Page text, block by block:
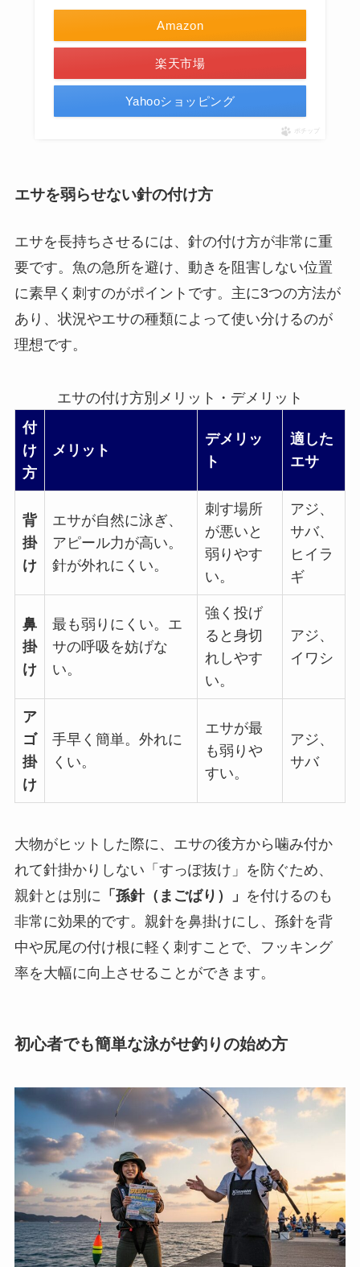
Amazon
楽天市場
Yahooショッピング
ポチップ
エサを弱らせない針の付け方
エサを長持ちさせるには、針の付け方が非常に重
要です。魚の急所を避け、動きを阻害しない位置
に素早く刺すのがポイントです。主に3つの方法が
あり、状況やエサの種類によって使い分けるのが
理想です。
エサの付け方別メリット・デメリット
付
け
方
メリット
デメリッ
ト
適した
エサ
背
掛
け
エサが自然に泳ぎ、
アピール力が高い。
針が外れにくい。
刺す場所
が悪いと
弱りやす
い。
アジ、
サバ、
ヒイラ
ギ
鼻
掛
け
最も弱りにくい。エ
サの呼吸を妨げな
い。
強く投げ
ると身切
れしやす
い。
アジ、
イワシ
ア
ゴ
掛
け
手早く簡単。外れに
くい。
エサが最
も弱りや
すい。
アジ、
サバ
大物がヒットした際に、エサの後方から噛み付か
れて針掛かりしない「すっぽ抜け」を防ぐため、
親針とは別に 「孫針（まごばり）」 を付けるのも
非常に効果的です。親針を鼻掛けにし、孫針を背
中や尻尾の付け根に軽く刺すことで、フッキング
率を大幅に向上させることができます。
初心者でも簡単な泳がせ釣りの始め方